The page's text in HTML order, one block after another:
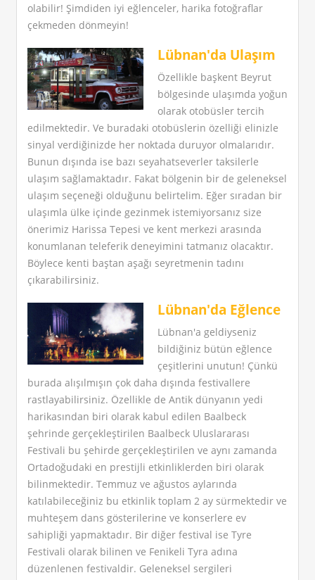
olabilir! Şimdiden iyi eğlenceler, harika fotoğraflar
çekmeden dönmeyin!
Lübnan'da Ulaşım
Özellikle başkent Beyrut
bölgesinde ulaşımda yoğun
olarak otobüsler tercih
edilmektedir. Ve buradaki otobüslerin özelliği elinizle
sinyal verdiğinizde her noktada duruyor olmalarıdır.
Bunun dışında ise bazı seyahatseverler taksilerle
ulaşım sağlamaktadır. Fakat bölgenin bir de geleneksel
ulaşım seçeneği olduğunu belirtelim. Eğer sıradan bir
ulaşımla ülke içinde gezinmek istemiyorsanız size
önerimiz Harissa Tepesi ve kent merkezi arasında
konumlanan teleferik deneyimini tatmanız olacaktır.
Böylece kenti baştan aşağı seyretmenin tadını
çıkarabilirsiniz.
Lübnan'da Eğlence
Lübnan'a geldiyseniz
bildiğiniz bütün eğlence
çeşitlerini unutun! Çünkü
burada alışılmışın çok daha dışında festivallere
rastlayabilirsiniz. Özellikle de Antik dünyanın yedi
harikasından biri olarak kabul edilen Baalbeck
şehrinde gerçekleştirilen Baalbeck Uluslararası
Festivali bu şehirde gerçekleştirilen ve aynı zamanda
Ortadoğudaki en prestijli etkinliklerden biri olarak
bilinmektedir. Temmuz ve ağustos aylarında
katılabileceğiniz bu etkinlik toplam 2 ay sürmektedir ve
muhteşem dans gösterilerine ve konserlere ev
sahipliği yapmaktadır. Bir diğer festival ise Tyre
Festivali olarak bilinen ve Fenikeli Tyra adına
düzenlenen festivaldir. Geleneksel sergileri